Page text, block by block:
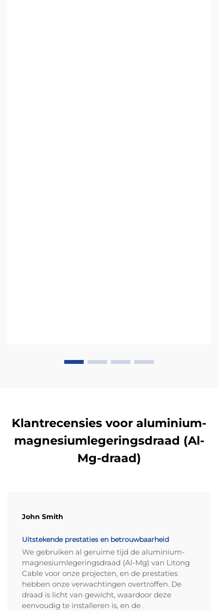
Klantrecensies voor aluminium-
magnesiumlegeringsdraad (Al-
Mg-draad)
John Smith
Uitstekende prestaties en betrouwbaarheid
We gebruiken al geruime tijd de aluminium-
magnesiumlegeringsdraad (Al-Mg) van Litong
Cable voor onze projecten, en de prestaties
hebben onze verwachtingen overtroffen. De
draad is licht van gewicht, waardoor deze
eenvoudig te installeren is, en de